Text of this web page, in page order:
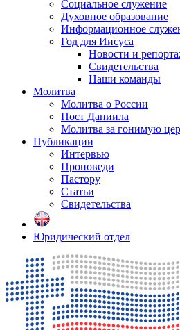
Социальное служение
Духовное образование
Информационное
Год для Иисуса
Новости и
Свидетельства
Наши команды
Молитва
Молитва о России
Пост Даниила
Молитва за гонимую
Публикации
Интервью
Проповеди
Пастору
Статьи
Свидетельства
Юридический отдел